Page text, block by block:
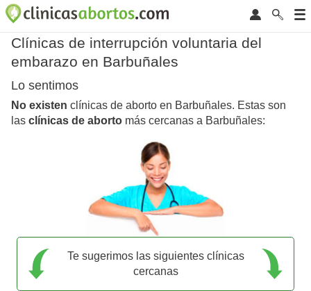
Clínicas de interrupción voluntaria del
embarazo en Barbuñales
Lo sentimos
No existen clínicas de aborto en Barbuñales. Estas son
las clínicas de aborto más cercanas a Barbuñales:
Te sugerimos las siguientes clínicas
cercanas